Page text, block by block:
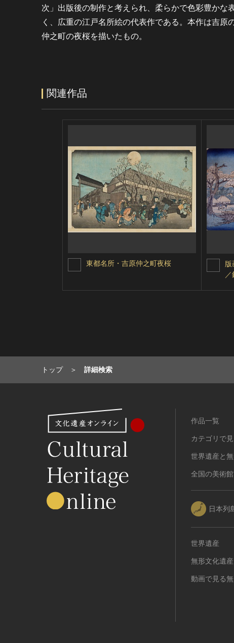
次」出版後の制作と考えられ、柔らかで色彩豊かな
く、広重の江戸名所絵の代表作である。本作は吉原
仲之町の夜桜を描いたもの。
関連作品
東都名所・吉原仲之町夜桜
版
／
トップ 詳細検索
作品一覧
カテゴリで見
世界遺産と
全国の美術
日本列
世界遺産
無形文化遺産
動画で見る